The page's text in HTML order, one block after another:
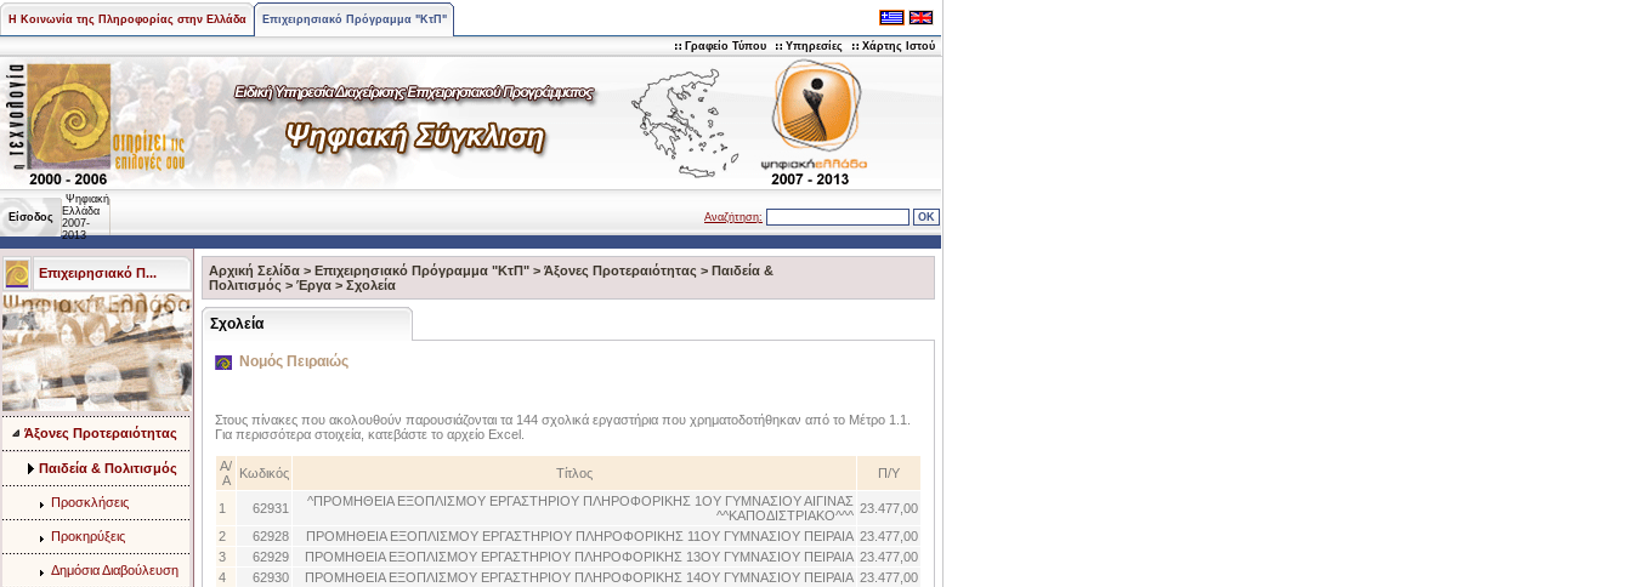
Η Κοινωνία της Πληροφορίας στην Ελλάδα Επιχειρησιακό Πρόγραμμα "ΚτΠ"
Γραφείο Τύπου Υπηρεσίες Χάρτης Ιστού
Είσοδος
Ψηφιακή
Ελλάδα
2007-
2013
Αναζήτηση:
Επιχειρησιακό Π...
Άξονες Προτεραιότητας
Παιδεία & Πολιτισμός
Προσκλήσεις
Προκηρύξεις
Δημόσια Διαβούλευση
Αρχική Σελίδα > Επιχειρησιακό Πρόγραμμα "ΚτΠ" > Άξονες Προτεραιότητας > Παιδεία &
Πολιτισμός > Έργα > Σχολεία
Σχολεία
Νομός Πειραιώς
Στους πίνακες που ακολουθούν παρουσιάζονται τα 144 σχολικά εργαστήρια που χρηματοδοτήθηκαν από το Μέτρο 1.1.
Για περισσότερα στοιχεία, κατεβάστε το αρχείο Excel.
Α/
Α
Κωδικός Τίτλος Π/Υ
1 62931
^ΠΡΟΜΗΘΕΙΑ ΕΞΟΠΛΙΣΜΟΥ ΕΡΓΑΣΤΗΡΙΟΥ ΠΛΗΡΟΦΟΡΙΚΗΣ 1ΟΥ ΓΥΜΝΑΣΙΟΥ ΑΙΓΙΝΑΣ
^^ΚΑΠΟΔΙΣΤΡΙΑΚΟ^^^ 23.477,00
2
62928 ΠΡΟΜΗΘΕΙΑ ΕΞΟΠΛΙΣΜΟΥ ΕΡΓΑΣΤΗΡΙΟΥ ΠΛΗΡΟΦΟΡΙΚΗΣ 11ΟΥ ΓΥΜΝΑΣΙΟΥ ΠΕΙΡΑΙΑ 23.477,00
3
62929 ΠΡΟΜΗΘΕΙΑ ΕΞΟΠΛΙΣΜΟΥ ΕΡΓΑΣΤΗΡΙΟΥ ΠΛΗΡΟΦΟΡΙΚΗΣ 13ΟΥ ΓΥΜΝΑΣΙΟΥ ΠΕΙΡΑΙΑ 23.477,00
4
62930 ΠΡΟΜΗΘΕΙΑ ΕΞΟΠΛΙΣΜΟΥ ΕΡΓΑΣΤΗΡΙΟΥ ΠΛΗΡΟΦΟΡΙΚΗΣ 14ΟΥ ΓΥΜΝΑΣΙΟΥ ΠΕΙΡΑΙΑ 23.477,00